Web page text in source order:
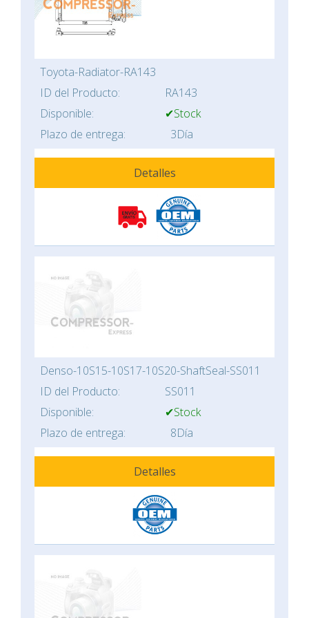
Toyota-Radiator-RA143
ID del Producto:
RA143
Disponible:
✔Stock
Plazo de entrega:
3Día
Detalles
Denso-10S15-10S17-10S20-ShaftSeal-SS011
ID del Producto:
SS011
Disponible:
✔Stock
Plazo de entrega:
8Día
Detalles